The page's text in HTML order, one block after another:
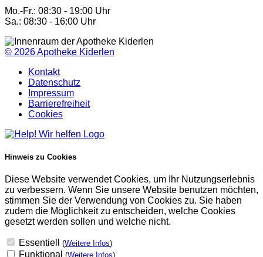
Mo.-Fr.: 08:30 - 19:00 Uhr
Sa.: 08:30 - 16:00 Uhr
© 2026Apotheke Kiderlen
Kontakt
Datenschutz
Impressum
Barrierefreiheit
Cookies
Hinweis zu Cookies
Diese Website verwendet Cookies, um Ihr Nutzungserlebnis
zu verbessern. Wenn Sie unsere Website benutzen möchten,
stimmen Sie der Verwendung von Cookies zu. Sie haben
zudem die Möglichkeit zu entscheiden, welche Cookies
gesetzt werden sollen und welche nicht.
Essentiell (Weitere Infos)
Funktional (Weitere Infos)